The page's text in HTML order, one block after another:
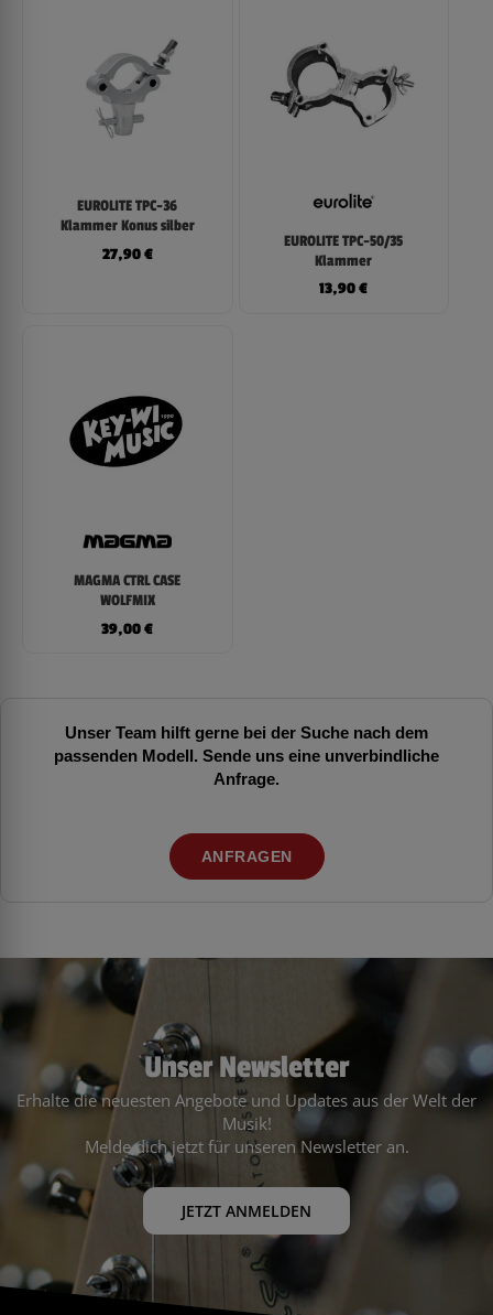
EUROLITE TPC-36
Klammer Konus silber
27,90€
EUROLITE TPC-50/35
Klammer
13,90€
MAGMA CTRL CASE
WOLFMIX
39,00€
Unser Team hilft gerne bei der Suche nach dem
passenden Modell. Sende uns eine unverbindliche
Anfrage.
ANFRAGEN
Unser Newsletter
Erhalte die neuesten Angebote und Updates aus der Welt der
Musik!
Melde dich jetzt für unseren Newsletter an.
JETZT ANMELDEN